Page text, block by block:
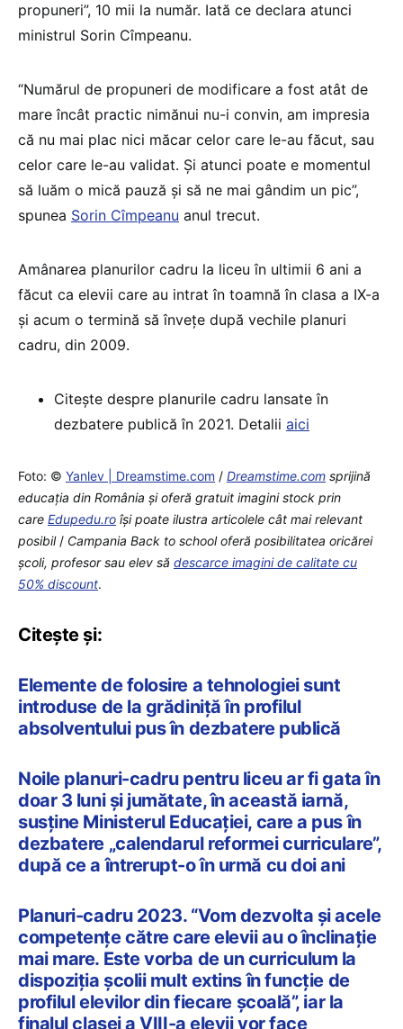
propuneri”, 10 mii la număr. Iată ce declara atunci
ministrul Sorin Cîmpeanu.
“Numărul de propuneri de modificare a fost atât de
mare încât practic nimănui nu-i convin, am impresia
că nu mai plac nici măcar celor care le-au făcut, sau
celor care le-au validat. Și atunci poate e momentul
să luăm o mică pauză și să ne mai gândim un pic”,
spunea Sorin Cîmpeanu anul trecut.
Amânarea planurilor cadru la liceu în ultimii 6 ani a
făcut ca elevii care au intrat în toamnă în clasa a IX-a
și acum o termină să învețe după vechile planuri
cadru, din 2009.
Citește despre planurile cadru lansate în
dezbatere publică în 2021. Detalii aici
Foto: © Yanlev | Dreamstime.com / Dreamstime.com sprijină
educaţia din România şi oferă gratuit imagini stock prin
care Edupedu.ro îşi poate ilustra articolele cât mai relevant
posibil/ Campania Back to school oferă posibilitatea oricărei
școli, profesor sau elev să descarce imagini de calitate cu
50% discount.
Citește și:
Elemente de folosire a tehnologiei sunt
introduse de la grădiniță în profilul
absolventului pus în dezbatere publică
Noile planuri-cadru pentru liceu ar fi gata în
doar 3 luni și jumătate, în această iarnă,
susține Ministerul Educației, care a pus în
dezbatere „calendarul reformei curriculare”,
după ce a întrerupt-o în urmă cu doi ani
Planuri-cadru 2023. “Vom dezvolta și acele
competențe către care elevii au o înclinație
mai mare. Este vorba de un curriculum la
dispoziția școlii mult extins în funcție de
profilul elevilor din fiecare școală”, iar la
finalul clasei a VIII-a elevii vor face